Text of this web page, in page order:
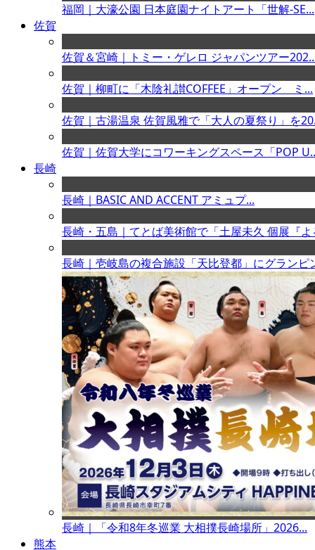
福岡｜大濠公園 日本庭園ナイトアート「世解-SE...
佐賀
佐賀＆宮崎｜トミー・ゲレロ ジャパンツアー
佐賀｜柳町に「木陰礼讃COFFEE」オープン ミ...
佐賀｜古湯温泉 佐賀風雅で「大人の夏祭り」を
佐賀｜佐賀大学にコワーキングスペース「POP
長崎
長崎｜BASIC AND ACCENT アミュプ...
長崎・五島｜てとば美術館で「土屋未久 個展『よ
長崎｜壱岐島の複合施設「天比登都」にグランピ
長崎｜「令和8年冬巡業 大相撲長崎場所」2026...
熊本